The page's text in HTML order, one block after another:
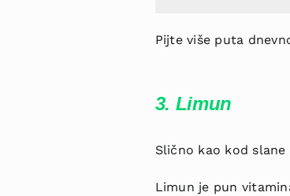
Pijte više puta
3. Limun
Slično kao kod
Limun je pun